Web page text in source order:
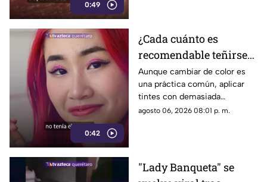
0:49
0:42
¿Cada cuánto es
recomendable teñirse
el cabello?
Especialistas explican
por qué hacerlo
seguido puede dañarlo
Aunque cambiar de color es
una práctica común, aplicar
tintes con demasiada
frecuencia puede afectar la
agosto 06, 2026 08:01 p. m.
"Lady Banqueta" se